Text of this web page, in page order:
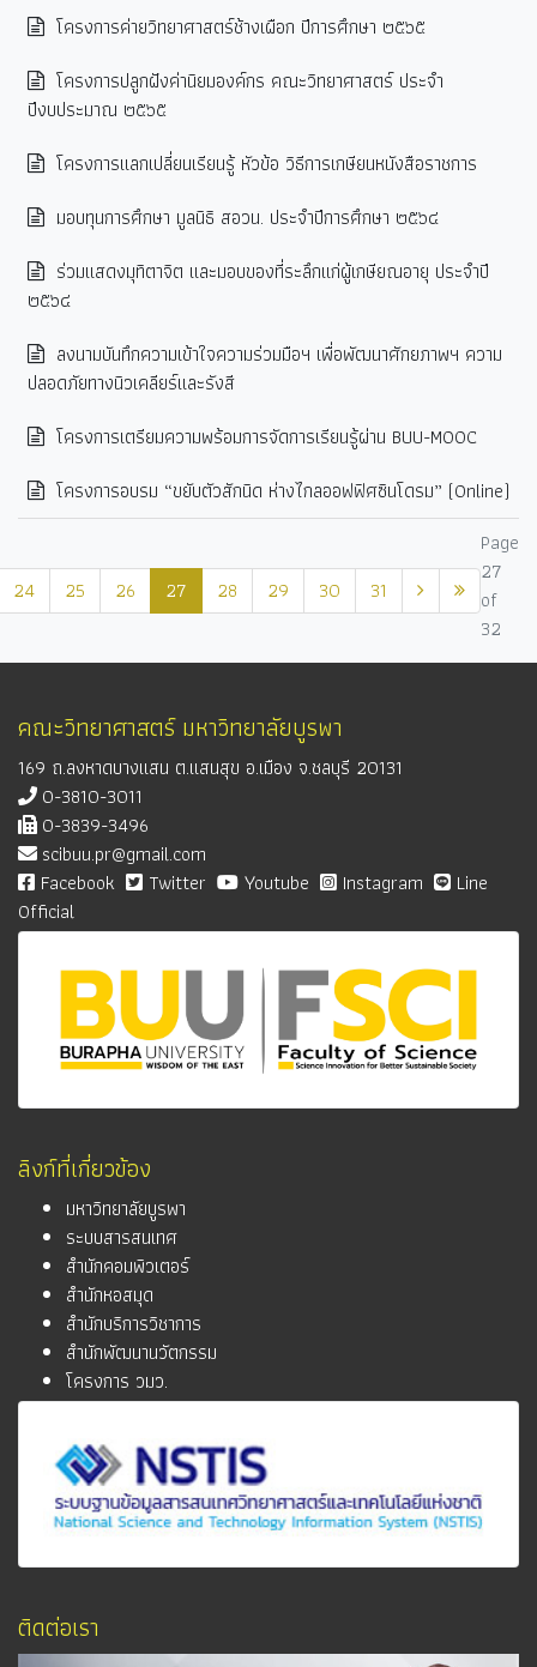
โครงการค่ายวิทยาศาสตร์ช้างเผือก ปีการศึกษา ๒๕๖๕
โครงการปลูกฝังค่านิยมองค์กร คณะวิทยาศาสตร์ ประจำ
ปีงบประมาณ ๒๕๖๕
โครงการแลกเปลี่ยนเรียนรู้ หัวข้อ วิธีการเกษียนหนังสือราชการ
มอบทุนการศึกษา มูลนิธิ สอวน. ประจำปีการศึกษา ๒๕๖๔
ร่วมแสดงมุทิตาจิต และมอบของที่ระลึกแก่ผู้เกษียณอายุ ประจำปี
๒๕๖๔
ลงนามบันทึกความเข้าใจความร่วมมือฯ เพื่อพัฒนาศักยภาพฯ ความ
ปลอดภัยทางนิวเคลียร์และรังสี
โครงการเตรียมความพร้อมการจัดการเรียนรู้ผ่าน BUU-MOOC
โครงการอบรม “ขยับตัวสักนิด ห่างไกลออฟฟิศซินโดรม” (Online)
Page
27
of
32
24 25 26 27 28 29 30 31
คณะวิทยาศาสตร์ มหาวิทยาลัยบูรพา
169 ถ.ลงหาดบางแสน ต.แสนสุข อ.เมือง จ.ชลบุรี 20131
0-3810-3011
0-3839-3496
scibuu.pr@gmail.com
Facebook
Twitter Youtube Instagram
Line
Official
ลิงก์ที่เกี่ยวข้อง
มหาวิทยาลัยบูรพา
ระบบสารสนเทศ
สำนักคอมพิวเตอร์
สำนักหอสมุด
สำนักบริการวิชาการ
สำนักพัฒนานวัตกรรม
โครงการ วมว.
ติดต่อเรา